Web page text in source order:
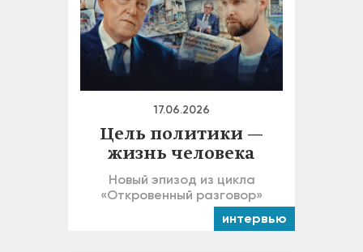
17.06.2026
Цель политики —
жизнь человека
Новый эпизод из цикла
«Откровенный разговор»
интервью